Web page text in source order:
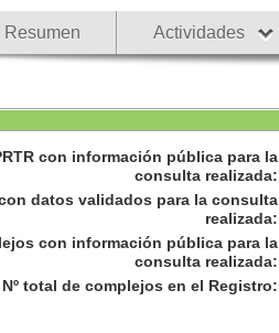
las
Resumen Actividades
con información pública para la
consulta realizada:
datos validados para la consulta
realizada:
con información pública para la
consulta realizada:
Nº total de complejos en el Registro: